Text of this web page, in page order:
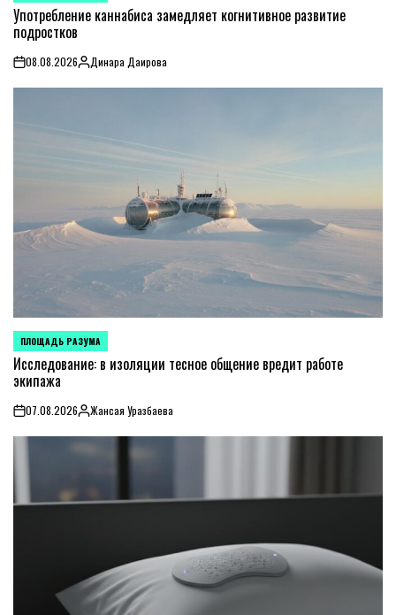
IN
Употребление каннабиса замедляет когнитивное развитие
подростков
on08.08.2026PostedДинара Даирова
POSTED
IN
ПЛОЩАДЬ РАЗУМА
Исследование: в изоляции тесное общение вредит работе
экипажа
on07.08.2026PostedЖансая Уразбаева